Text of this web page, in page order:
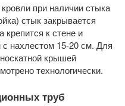
при наличии стыка
стык закрывается
крепится к стене и
нахлестом 15-20 см. Для
крышей
технологически.
труб